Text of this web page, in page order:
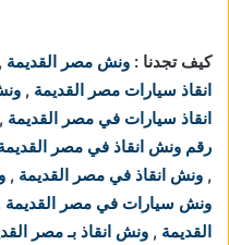
كيف تجدنا : ونش مصر القديمة ,
انقاذ سيارات مصر القديمة ,
انقاذ سيارات في مصر القديمة ,
رقم ونش انقاذ في مصر
, ونش انقاذ في مصر القديمة ,
ونش سيارات في مصر القديمة
القديمة , ونش انقاذ بـ مصر